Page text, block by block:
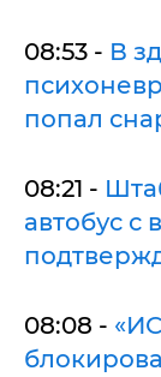
08:53 - В
попал
08:21 -
автобус
08:08 -